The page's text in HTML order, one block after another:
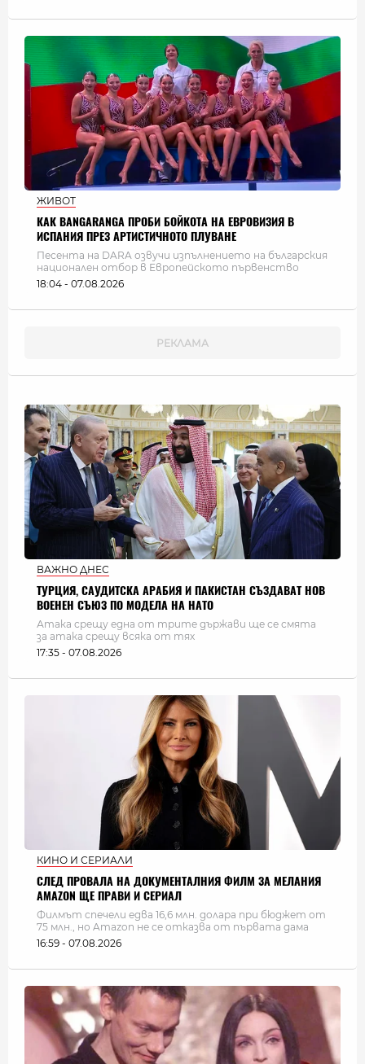
ЖИВОТ
КАК BANGARANGA ПРОБИ БОЙКОТА НА ЕВРОВИЗИЯ В
ИСПАНИЯ ПРЕЗ АРТИСТИЧНОТО ПЛУВАНЕ
Песента на DARA озвучи изпълнението на българския
национален отбор в Европейското първенство
18:04 - 07.08.2026
ВАЖНО ДНЕС
ТУРЦИЯ, САУДИТСКА АРАБИЯ И ПАКИСТАН СЪЗДАВАТ НОВ
ВОЕНЕН СЪЮЗ ПО МОДЕЛА НА НАТО
Атака срещу една от трите държави ще се смята
за атака срещу всяка от тях
17:35 - 07.08.2026
КИНО И СЕРИАЛИ
СЛЕД ПРОВАЛА НА ДОКУМЕНТАЛНИЯ ФИЛМ ЗА МЕЛАНИЯ
AMAZON ЩЕ ПРАВИ И СЕРИАЛ
Филмът спечели едва 16,6 млн. долара при бюджет от
75 млн., но Amazon не се отказва от първата дама
16:59 - 07.08.2026